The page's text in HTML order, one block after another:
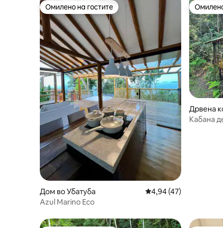
Омилено на гостите
Омилено на гостите
Дом во Убатуба Просечна оцена: 4,94
4,94 (47)
Azul Marino Eco
Дрвена
o
Кабана